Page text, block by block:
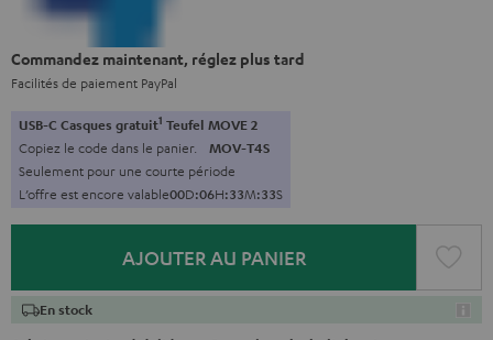
Commandez maintenant, réglez plus tard
Facilités de paiement PayPal
USB-C Casques gratuit1 Teufel MOVE 2
Copiez le code dans le panier. MOV-T4S
Seulement pour une courte période
L’offre est encore valable00D:06H:33M:32S
AJOUTER AU PANIER
En stock